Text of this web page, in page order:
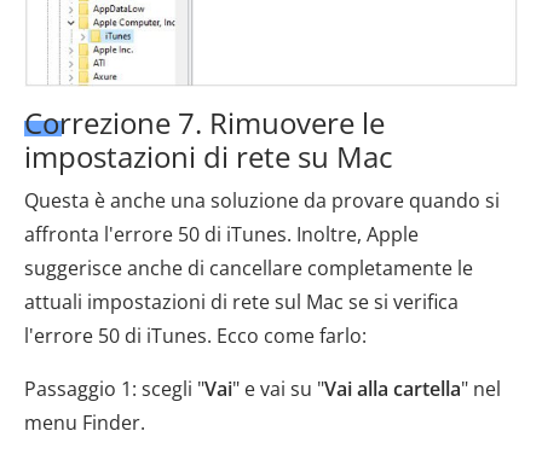
Correzione 7. Rimuovere le
impostazioni di rete su Mac
Questa è anche una soluzione da provare quando si
affronta l'errore 50 di iTunes. Inoltre, Apple
suggerisce anche di cancellare completamente le
attuali impostazioni di rete sul Mac se si verifica
l'errore 50 di iTunes. Ecco come farlo:
Passaggio 1: scegli "Vai" e vai su "Vai alla cartella" nel
menu Finder.